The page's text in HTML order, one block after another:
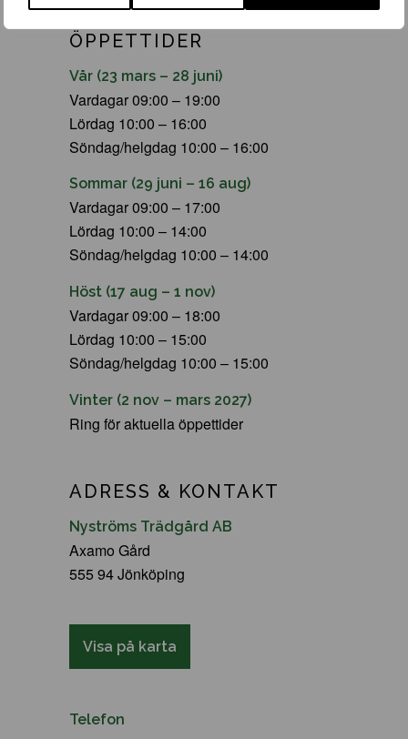
ÖPPETTIDER
Vår (23 mars – 28 juni)
Vardagar 09:00 – 19:00
Lördag 10:00 – 16:00
Söndag/helgdag 10:00 – 16:00
Sommar (29 juni – 16 aug)
Vardagar 09:00 – 17:00
Lördag 10:00 – 14:00
Söndag/helgdag 10:00 – 14:00
Höst (17 aug – 1 nov)
Vardagar 09:00 – 18:00
Lördag 10:00 – 15:00
Söndag/helgdag 10:00 – 15:00
Vinter (2 nov – mars 2027)
Ring för aktuella öppettider
ADRESS & KONTAKT
Nyströms Trädgård AB
Axamo Gård
555 94 Jönköping
Visa på karta
Telefon